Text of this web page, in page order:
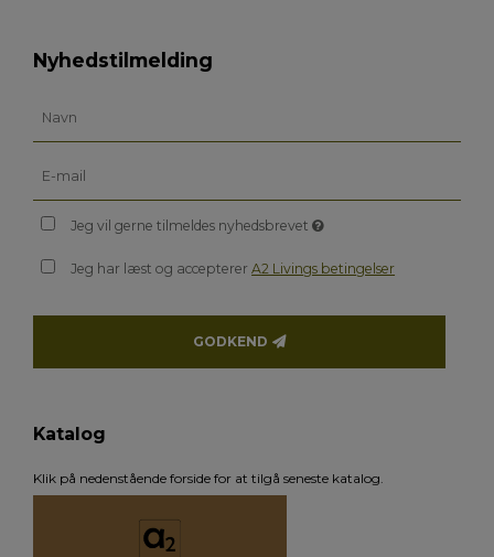
Nyhedstilmelding
Jeg vil gerne tilmeldes nyhedsbrevet
Jeg har læst og acceptererA2 Livings betingelser
GODKEND
Katalog
Klik på nedenstående forside for at tilgå seneste katalog.